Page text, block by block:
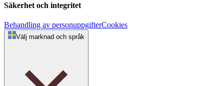
Säkerhet och integritet
Behandling av personuppgifterCookies
Välj marknad och språk